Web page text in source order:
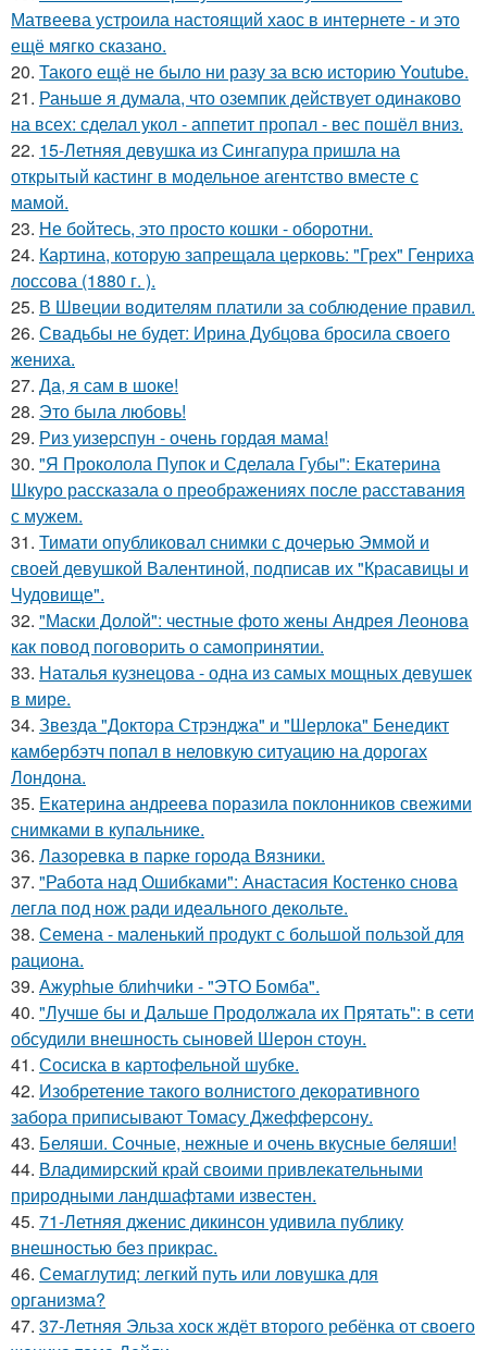
Матвеева устроила настоящий хаос в интернете - и это
ещё мягко сказано.
20. Такого ещё не было ни разу за всю историю Youtube.
21. Раньше я думала, что оземпик действует одинаково
на всех: сделал укол - аппетит пропал - вес пошёл вниз.
22. 15-Летняя девушка из Сингапура пришла на
открытый кастинг в модельное агентство вместе с
мамой.
23. Не бойтесь, это просто кошки - оборотни.
24. Картина, которую запрещала церковь: "Грех" Генриха
лоссова (1880 г. ).
25. В Швеции водителям платили за соблюдение правил.
26. Свадьбы не будет: Ирина Дубцова бросила своего
жениха.
27. Да, я сам в шоке!
28. Это была любовь!
29. Риз уизерспун - очень гордая мама!
30. "Я Проколола Пупок и Сделала Губы": Екатерина
Шкуро рассказала о преображениях после расставания
с мужем.
31. Тимати опубликовал снимки с дочерью Эммой и
своей девушкой Валентиной, подписав их "Красавицы и
Чудовище".
32. "Маски Долой": честные фото жены Андрея Леонова
как повод поговорить о самопринятии.
33. Наталья кузнецова - одна из самых мощных девушек
в мире.
34. Звезда "Доктора Стрэнджа" и "Шерлока" Бенедикт
камбербэтч попал в неловкую ситуацию на дорогах
Лондона.
35. Екатерина андреева поразила поклонников свежими
снимками в купальнике.
36. Лазоревка в парке города Вязники.
37. "Работа над Ошибками": Анастасия Костенко снова
легла под нож ради идеального декольте.
38. Семена - маленький продукт с большой пользой для
рациона.
39. Ажурhые блиhчиkи - "ЭТO Бомба".
40. "Лучше бы и Дальше Продолжала их Прятать": в сети
обсудили внешность сыновей Шерон стоун.
41. Сосиска в картофельной шубке.
42. Изобретение такого волнистого декоративного
забора приписывают Томасу Джефферсону.
43. Беляши. Сочные, нежные и очень вкусные беляши!
44. Владимирский край своими привлекательными
природными ландшафтами известен.
45. 71-Летняя дженис дикинсон удивила публику
внешностью без прикрас.
46. Семаглутид: легкий путь или ловушка для
организма?
47. 37-Летняя Эльза хоск ждёт второго ребёнка от своего